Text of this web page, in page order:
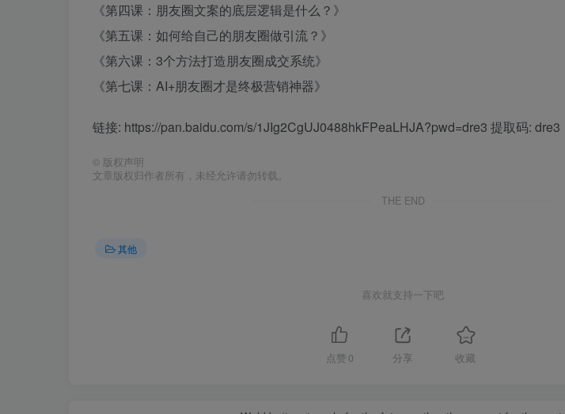
《第四课：朋友圈文案的底层逻辑是什么？》
《第五课：如何给自己的朋友圈做引流？》
《第六课：3个方法打造朋友圈成交系统》
《第七课：AI+朋友圈才是终极营销神器》
链接: https://pan.baidu.com/s/1JIg2CgUJ0488hkFPeaLHJA?pwd=dre3 提取码: dre3
© 版权声明
文章版权归作者所有，未经允许请勿转载。
THE END
其他
喜欢就支持一下吧
点赞 0 分享 收藏